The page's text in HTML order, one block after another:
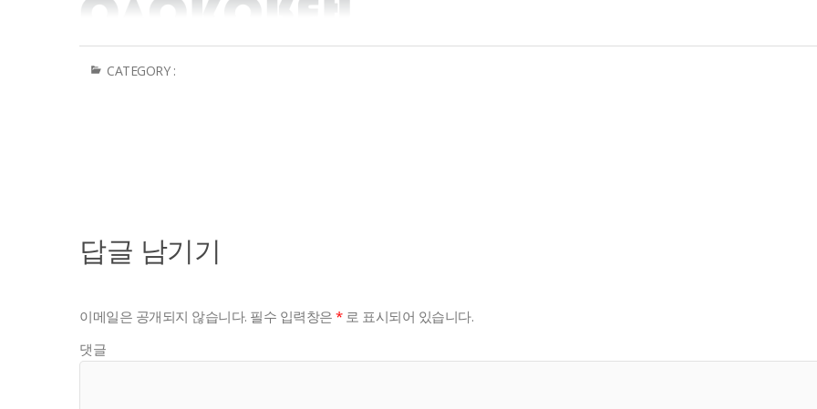
CATEGORY :
답글 남기기
이메일은 공개되지 않습니다. 필수 입력창은 *로 표시되어 있습니다.
댓글